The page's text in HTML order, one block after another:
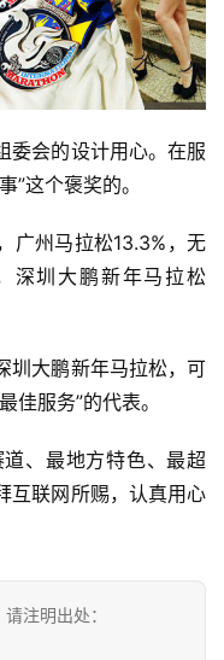
委会的设计用心。在服
”这个褒奖的。
广州马拉松13.3%，无
深圳大鹏新年马拉松
圳大鹏新年马拉松，可
佳服务”的代表。
、最地方特色、最超
互联网所赐，认真用心
注明出处：